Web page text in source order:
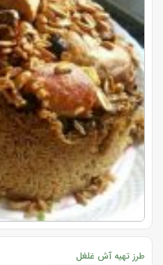
طرز تهیه آش غلغل